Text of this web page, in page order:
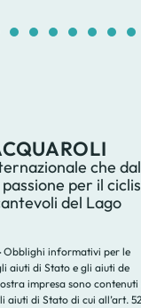
3 4 5 6 7 8 9
che dal
per il
del Lago
Obblighi informativi per le
aiuti di Stato e gli aiuti de
impresa sono contenuti
aiuti di Stato di cui all’art. 52